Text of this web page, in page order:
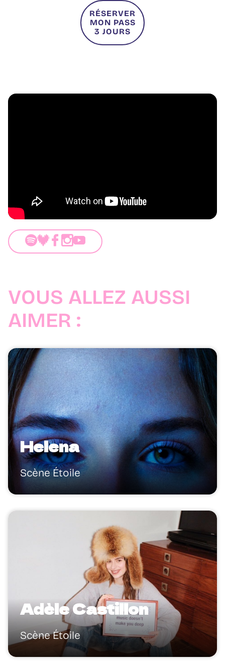
RÉSERVER
MON PASS
3 JOURS
VOUS ALLEZ AUSSI
AIMER :
Helena
Scène Étoile
Adèle Castillon
Scène Étoile